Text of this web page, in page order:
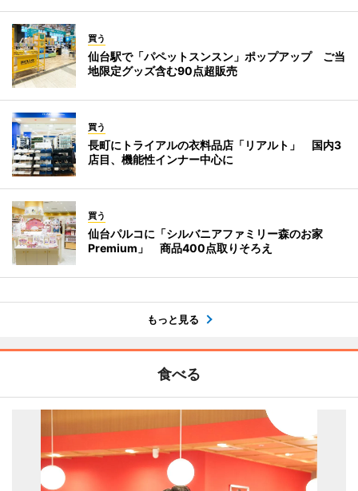
買う
仙台駅で「パペットスンスン」ポップアップ ご当
地限定グッズ含む90点超販売
買う
長町にトライアルの衣料品店「リアルト」 国内3
店目、機能性インナー中心に
買う
仙台パルコに「シルバニアファミリー森のお家
Premium」 商品400点取りそろえ
もっと見る
食べる